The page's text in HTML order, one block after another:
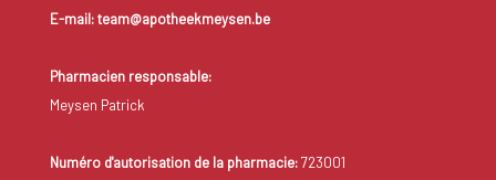
E-mail: team@apotheekmeysen.be
Pharmacien responsable:
Meysen Patrick
Numéro d'autorisation de la pharmacie:723001